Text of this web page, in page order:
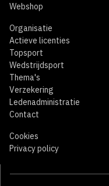
Webshop
Organisatie
Actieve licenties
Topsport
Wedstrijdsport
Thema's
Verzekering
Ledenadministratie
Contact
Cookies
Privacy policy